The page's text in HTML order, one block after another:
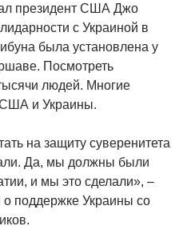
президент США Джо
с Украиной в
была установлена у
Посмотреть
людей. Многие
и Украины.
на защиту суверенитета
Да, мы должны были
и мы это сделали», –
о поддержке Украины со